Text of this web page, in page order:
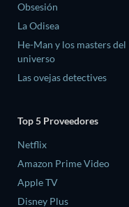
Obsesión
La Odisea
He-Man y los masters del
universo
Las ovejas detectives
Top 5 Proveedores
Netflix
Amazon Prime Video
Apple TV
Disney Plus